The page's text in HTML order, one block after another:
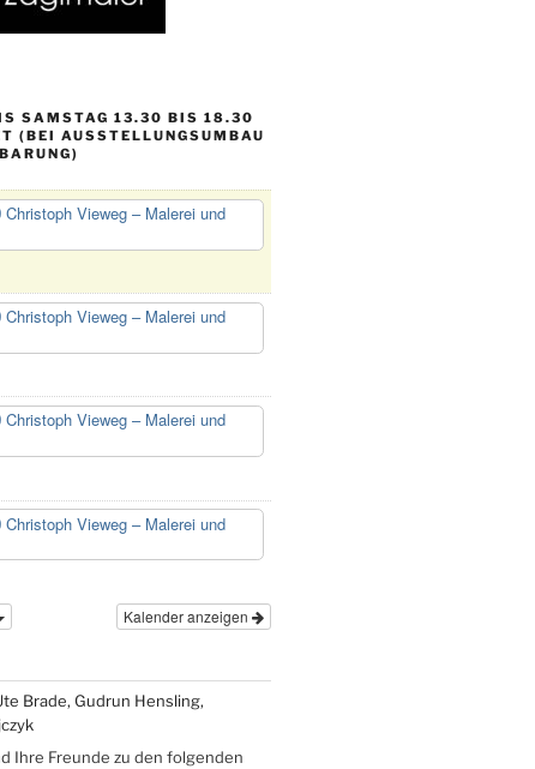
SAMSTAG 13.30 BIS 18.30
(BEI AUSSTELLUNGSUMBAU
Christoph Vieweg – Malerei und
Christoph Vieweg – Malerei und
Christoph Vieweg – Malerei und
Christoph Vieweg – Malerei und
Kalender anzeigen
Brade, Gudrun Hensling,
Ihre Freunde zu den folgenden